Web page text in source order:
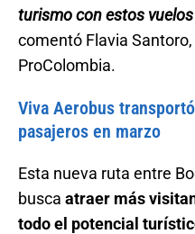
turismo con estos
comentó Flavia
ProColombia.
Viva Aerobus
pasajeros en marzo
Esta nueva ruta entre
busca atraer más
todo el potencial